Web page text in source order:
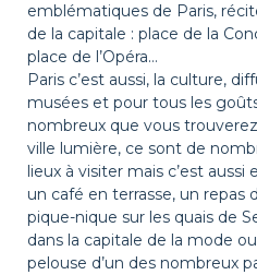
emblématiques de Paris,
de la capitale : place de la
place de l’Opéra…
Paris c’est aussi, la culture,
musées et pour tous les
nombreux que vous
ville lumière, ce sont de
lieux à visiter mais c’est
un café en terrasse, un repas
pique-nique sur les quais de
dans la capitale de la mode
pelouse d’un des nombreux